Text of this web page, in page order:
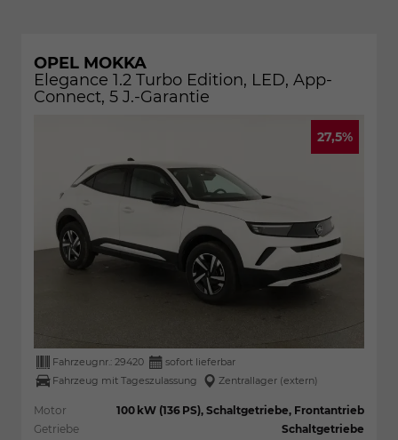
OPEL MOKKA
Elegance 1.2 Turbo Edition, LED, App-
Connect, 5 J.-Garantie
27,5%
Fahrzeugnr.: 29420
sofort lieferbar
Fahrzeug mit Tageszulassung
Zentrallager (extern)
Motor
100 kW (136 PS), Schaltgetriebe, Frontantrieb
Getriebe
Schaltgetriebe